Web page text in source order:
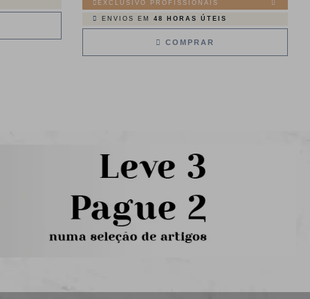
EXCLUSIVO PROFISSIONAIS
ENVIOS EM 48 HORAS ÚTEIS
COMPRAR